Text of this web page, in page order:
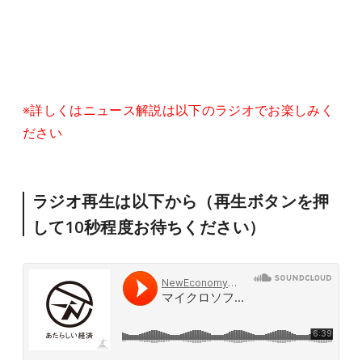
※詳しくはニュース解説は以下のラジオでお楽しみく
ださい
ラジオ再生は以下から（再生ボタンを押
して10秒程度お待ちください）